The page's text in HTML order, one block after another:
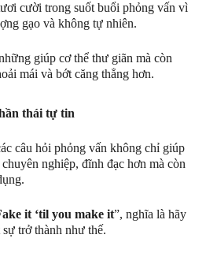
cười trong suốt buổi phỏng vấn vì
gạo và không tự nhiên.
giúp cơ thể thư giãn mà còn
mái và bớt căng thẳng hơn.
thái tự tin
câu hỏi phỏng vấn không chỉ giúp
nghiệp, đĩnh đạc hơn mà còn
it ‘til you make it”, nghĩa là hãy
trở thành như thế.